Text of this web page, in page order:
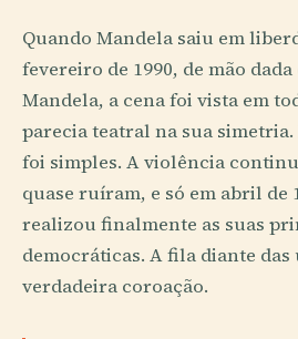
Quando Mandela saiu em
fevereiro de 1990, de mão
Mandela, a cena foi vista em
parecia teatral na sua simetria.
foi simples. A violência
quase ruíram, e só em abril de
realizou finalmente as suas
democráticas. A fila diante das
verdadeira coroação.